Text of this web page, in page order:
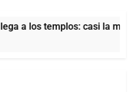
los templos: casi la mitad